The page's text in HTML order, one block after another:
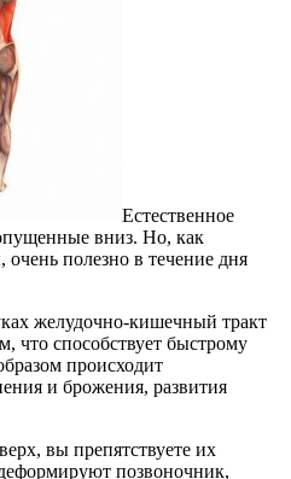
Естественное
вниз. Но, как
полезно в течение дня
желудочно-кишечный тракт
что способствует быстрому
происходит
и брожения, развития
вы препятствуете их
позвоночник,